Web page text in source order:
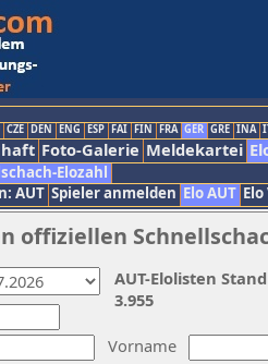
CZE DEN ENG ESP FAI FIN FRA GER GRE INA
Foto-Galerie Meldekartei
Elozahl
AUT Spieler anmelden Elo AUT
offiziellen
Vorname
AUT-Elolisten
3.955